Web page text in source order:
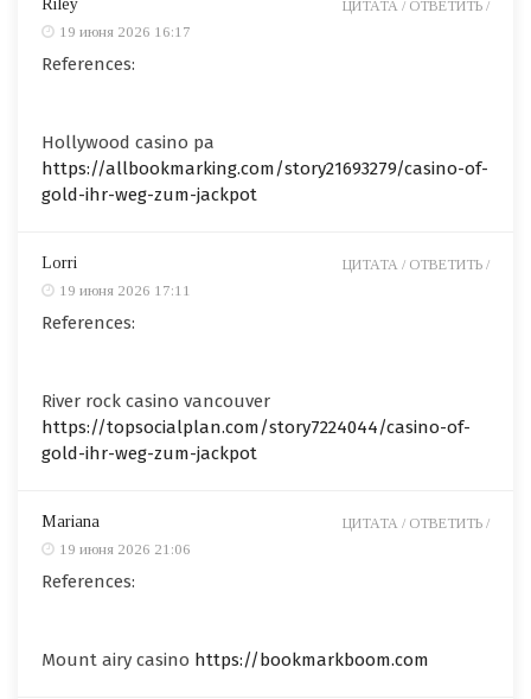
Riley
19 июня 2026 16:17
References:
Hollywood casino pa
https://allbookmarking.com/story21693279/casino-of-
gold-ihr-weg-zum-jackpot
ЦИТАТА / ОТВЕТИТЬ /
Lorri
19 июня 2026 17:11
References:
River rock casino vancouver
https://topsocialplan.com/story7224044/casino-of-
gold-ihr-weg-zum-jackpot
ЦИТАТА / ОТВЕТИТЬ /
Mariana
19 июня 2026 21:06
References:
Mount airy casino https://bookmarkboom.com
ЦИТАТА / ОТВЕТИТЬ /